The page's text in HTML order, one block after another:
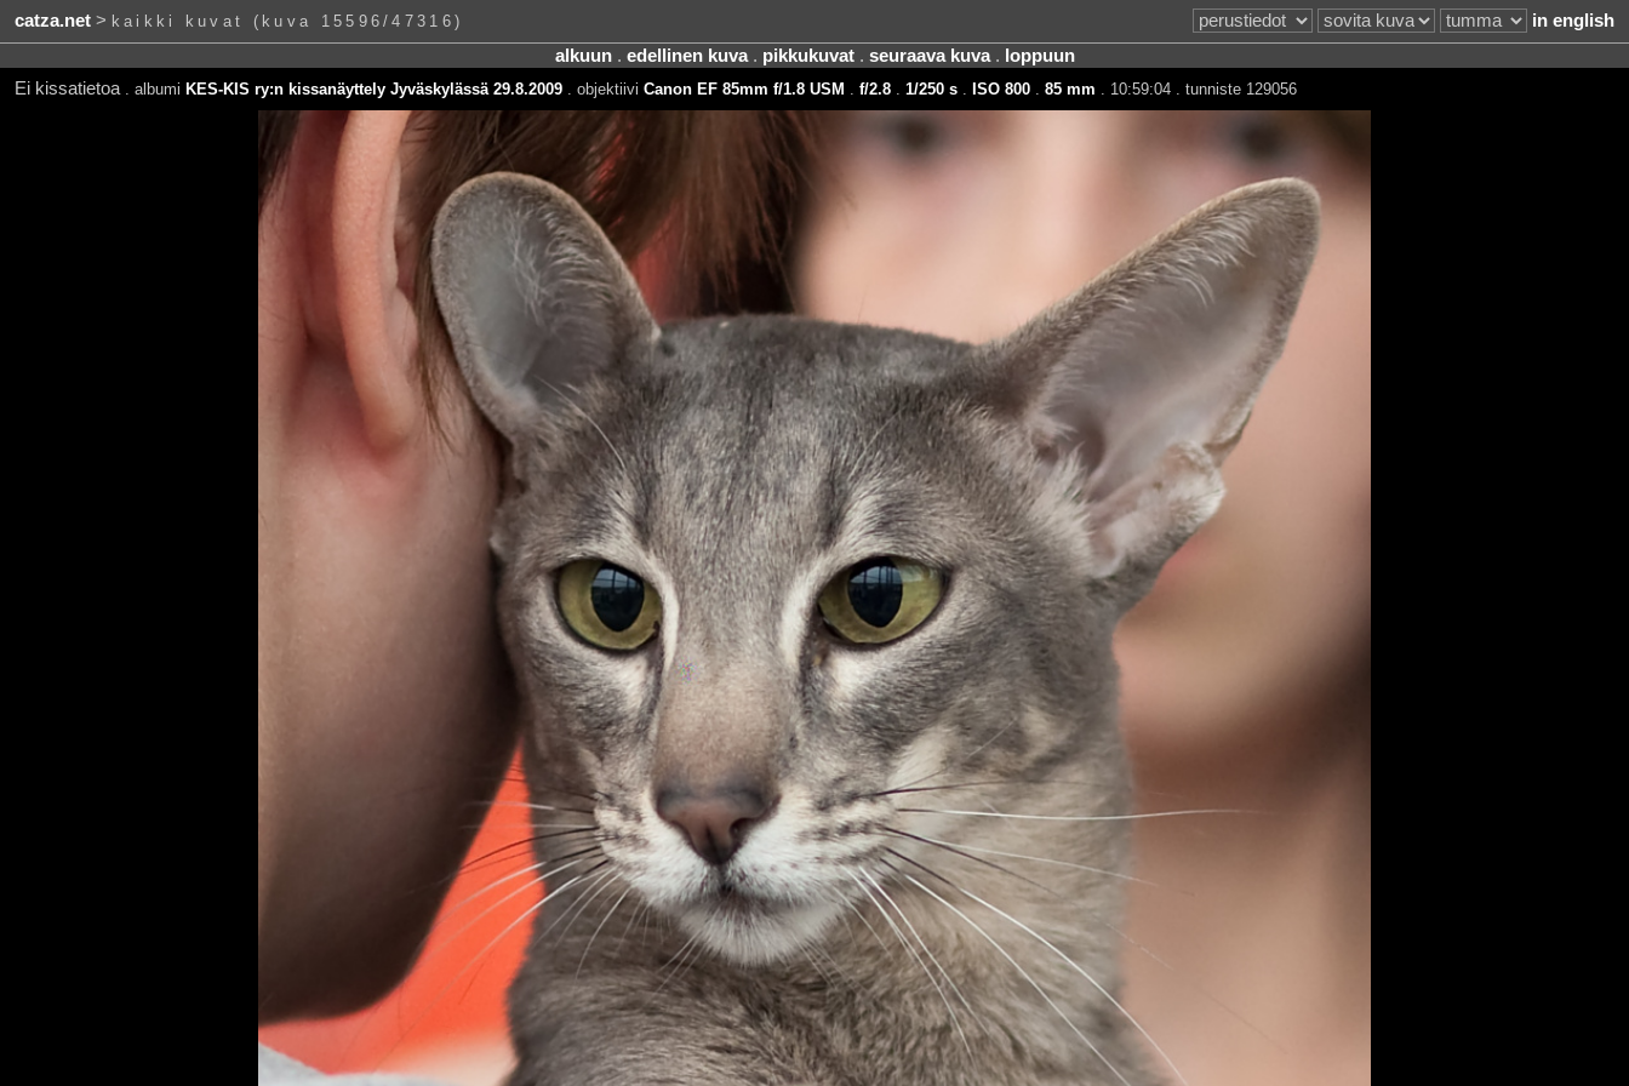
catza.net> kaikki kuvat (kuva 15596/47316)
in english
alkuun. edellinen kuva. pikkukuvat. seuraava kuva. loppuun
Ei kissatietoa
. albumi KES-KIS ry:n kissanäyttely Jyväskylässä 29.8.2009. objektiivi Canon EF 85mm f/1.8 USM f/2.8. 1/250 s. ISO 800. 85 mm . 10:59:04 . tunniste 129056